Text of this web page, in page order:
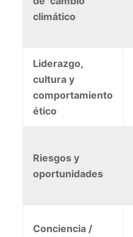
climático
Liderazgo,
cultura y
comportamiento
ético
Riesgos y
oportunidades
Conciencia /